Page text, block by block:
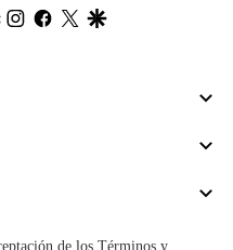
footer
instagram
facebook
twitter
de los Términos y